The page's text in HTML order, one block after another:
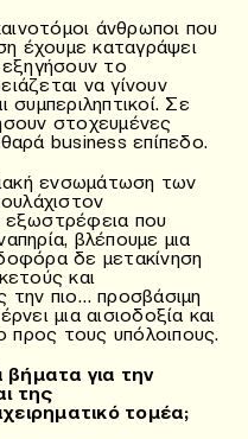
άνθρωποι που
έχουμε καταγράψει
το
να γίνουν
Σε
στοχευμένες
business επίπεδο.
ενσωμάτωση των
εξωστρέφεια που
βλέπουμε μια
δε μετακίνηση
και
την πιο… προσβάσιμη
μια αισιοδοξία και
προς τους υπόλοιπους.
βήματα για την
της
τομέα;